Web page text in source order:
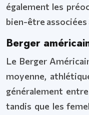
également les
bien-être associées
Berger
Le Berger
moyenne,
généralement
tandis que les